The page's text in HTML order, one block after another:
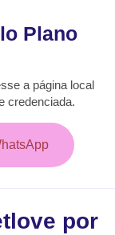
Plano
a página local
credenciada.
por